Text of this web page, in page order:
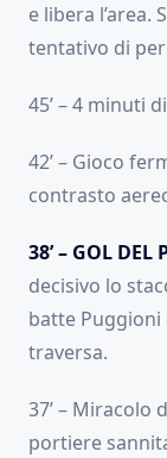
e libera l’area.
tentativo di
45’ – 4 minuti
42’ – Gioco
contrasto
38’ – GOL DEL
decisivo lo
batte Puggioni
traversa.
37’ –
portiere